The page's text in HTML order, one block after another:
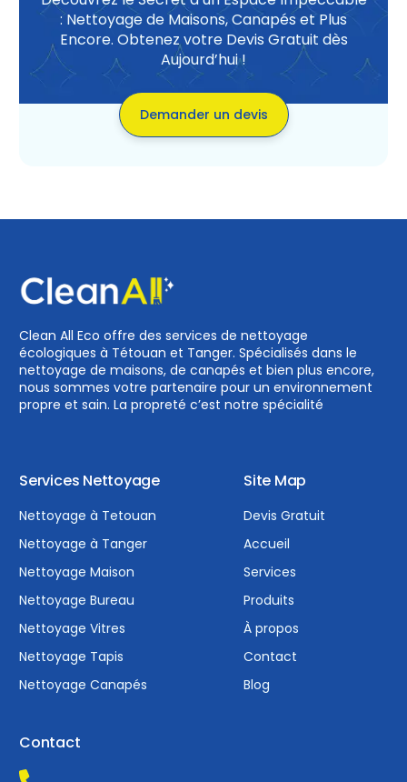
: Nettoyage de Maisons, Canapés et Plus
Encore. Obtenez votre Devis Gratuit dès
Aujourd’hui !
Demander un devis
Clean All Eco offre des services de nettoyage
écologiques à Tétouan et Tanger. Spécialisés dans le
nettoyage de maisons, de canapés et bien plus encore,
nous sommes votre partenaire pour un environnement
propre et sain. La propreté c’est notre spécialité
Services Nettoyage
Nettoyage à Tetouan
Nettoyage à Tanger
Nettoyage Maison
Nettoyage Bureau
Nettoyage Vitres
Nettoyage Tapis
Nettoyage Canapés
Site Map
Devis Gratuit
Accueil
Services
Produits
À propos
Contact
Blog
Contact